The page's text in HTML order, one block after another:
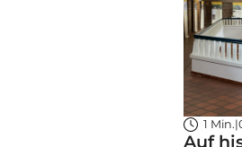
1 Min.|
Auf